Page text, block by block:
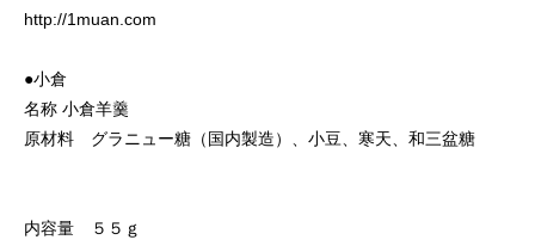
http://1muan.com
●小倉
名称 小倉羊羹
原材料 グラニュー糖（国内製造）、小豆、寒天、和三盆糖
内容量 ５５ｇ